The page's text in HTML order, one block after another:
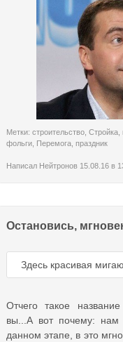
Метки:строительство ,Стройка ,
фольги
Перемога праздник
Написал Нейтронов 15.08.16 в
Остановись,
Здесь красивая
Отчего такое
вы...А вот почему: нам
данном этапе, в это